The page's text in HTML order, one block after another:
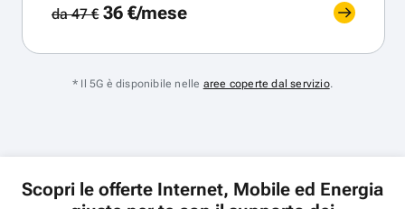
da 47 €36 €/mese
* Il 5G è disponibile nelle aree coperte dal servizio.
Scopri le offerte Internet, Mobile ed Energia